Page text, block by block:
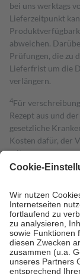
bei uns werktags
Lieferzeitpunkt
abweichen.
Prüfungen, die zu
Lieferfrist um die
verlängern.
4Für
Rezept aus und
gesetzliche
Kosten dafür, der
mit.
Grundsätzlich
höchstens zehn
Kosten der
Diese Regeln
Bei Heilmitteln
Zuzahlung zehn
Verordnung.
Um das